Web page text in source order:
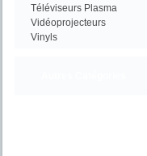
Téléviseurs Plasma
Vidéoprojecteurs
Vinyls